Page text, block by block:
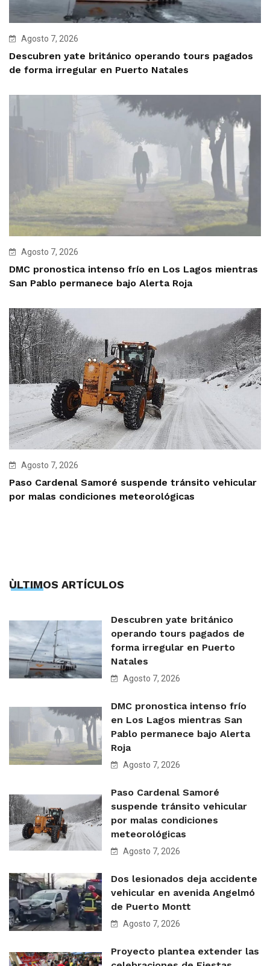
Agosto 7, 2026
Descubren yate británico operando tours pagados
de forma irregular en Puerto Natales
Agosto 7, 2026
DMC pronostica intenso frío en Los Lagos mientras
San Pablo permanece bajo Alerta Roja
Agosto 7, 2026
Paso Cardenal Samoré suspende tránsito vehicular
por malas condiciones meteorológicas
ÙLTIMOS ARTÍCULOS
Descubren yate británico
operando tours pagados de
forma irregular en Puerto
Natales
Agosto 7, 2026
DMC pronostica intenso frío
en Los Lagos mientras San
Pablo permanece bajo Alerta
Roja
Agosto 7, 2026
Paso Cardenal Samoré
suspende tránsito vehicular
por malas condiciones
meteorológicas
Agosto 7, 2026
Dos lesionados deja accidente
vehicular en avenida Angelmó
de Puerto Montt
Agosto 7, 2026
Proyecto plantea extender las